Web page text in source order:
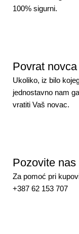
100% sigurni.
Povrat novca
Ukoliko, iz bilo
jednostavno nam
vratiti Vaš novac.
Pozovite nas
Za pomoć pri
+387 62 153 707